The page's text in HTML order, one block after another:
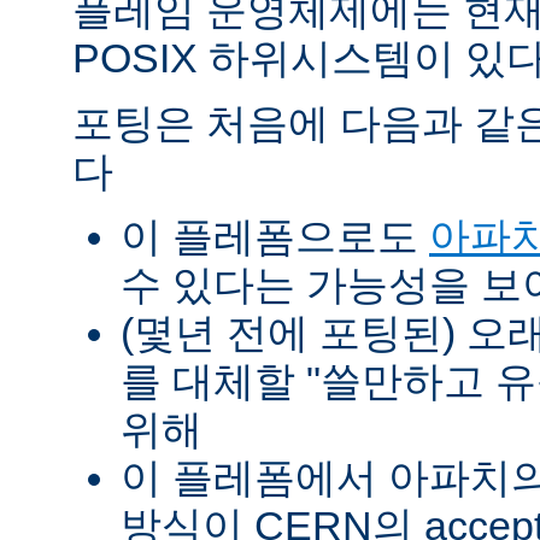
플레임 운영체제에는 현
POSIX 하위시스템이 있
포팅은 처음에 다음과 같
다
이 플레폼으로도 아파
수 있다는 가능성을 보
(몇년 전에 포팅된) 오
를 대체할 "쓸만하고
위해
이 플레폼에서 아파치
방식이 CERN의